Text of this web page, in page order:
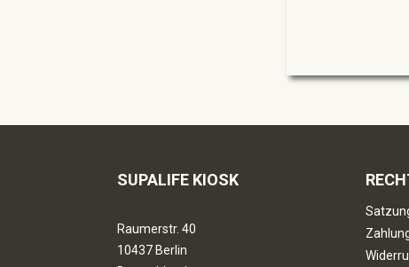
SUPALIFE KIOSK
Raumerstr. 40
10437 Berlin